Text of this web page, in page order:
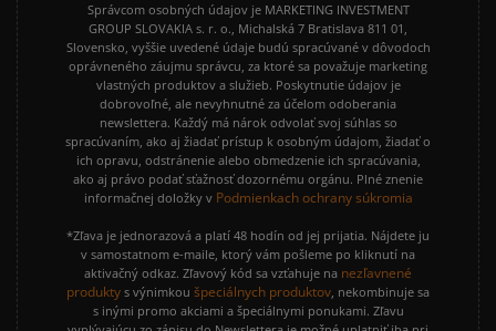
Správcom osobných údajov je MARKETING INVESTMENT
GROUP SLOVAKIA s. r. o., Michalská 7 Bratislava 811 01,
Slovensko, vyššie uvedené údaje budú spracúvané v dôvodoch
oprávneného záujmu správcu, za ktoré sa považuje marketing
vlastných produktov a služieb. Poskytnutie údajov je
dobrovoľné, ale nevyhnutné za účelom odoberania
newslettera. Každý má nárok odvolať svoj súhlas so
spracúvaním, ako aj žiadať prístup k osobným údajom, žiadať o
ich opravu, odstránenie alebo obmedzenie ich spracúvania,
ako aj právo podať sťažnosť dozornému orgánu. Plné znenie
informačnej doložky v Podmienkach ochrany súkromia
*Zľava je jednorazová a platí 48 hodín od jej prijatia. Nájdete ju
v samostatnom e-maile, ktorý vám pošleme po kliknutí na
aktivačný odkaz. Zľavový kód sa vzťahuje na nezľavnené
produkty s výnimkou špeciálnych produktov, nekombinuje sa
s inými promo akciami a špeciálnymi ponukami. Zľavu